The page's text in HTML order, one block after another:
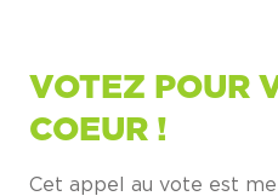
VOTEZ POUR
COEUR !
Cet appel au vote est